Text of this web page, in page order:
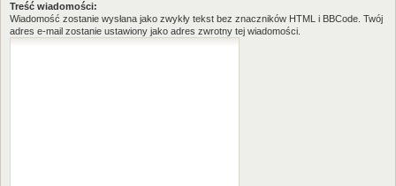
Treść wiadomości:
Wiadomość zostanie wysłana jako zwykły tekst bez znaczników HTML i BBCode. Twój
adres e-mail zostanie ustawiony jako adres zwrotny tej wiadomości.